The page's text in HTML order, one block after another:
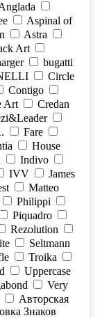
Aspinal of
Astra
Art
bugatti
Circle
Contigo
Art
Credan
Fare
House
Indivo
IVV
James
Matteo
Philippi
Piquadro
Rezolution
Seltmann
Troika
Uppercase
Very
Авторская
Знаков